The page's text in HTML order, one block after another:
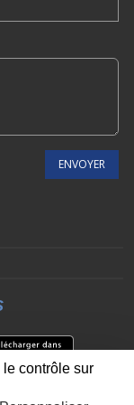
ENVOYER
contrôle sur